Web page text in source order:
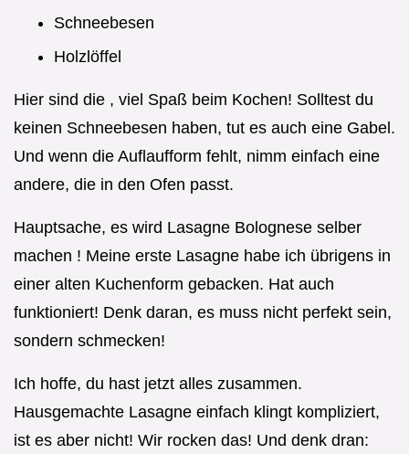
Schneebesen
Holzlöffel
Hier sind die , viel Spaß beim Kochen! Solltest du
keinen Schneebesen haben, tut es auch eine Gabel.
Und wenn die Auflaufform fehlt, nimm einfach eine
andere, die in den Ofen passt.
Hauptsache, es wird Lasagne Bolognese selber
machen ! Meine erste Lasagne habe ich übrigens in
einer alten Kuchenform gebacken. Hat auch
funktioniert! Denk daran, es muss nicht perfekt sein,
sondern schmecken!
Ich hoffe, du hast jetzt alles zusammen.
Hausgemachte Lasagne einfach klingt kompliziert,
ist es aber nicht! Wir rocken das! Und denk dran: